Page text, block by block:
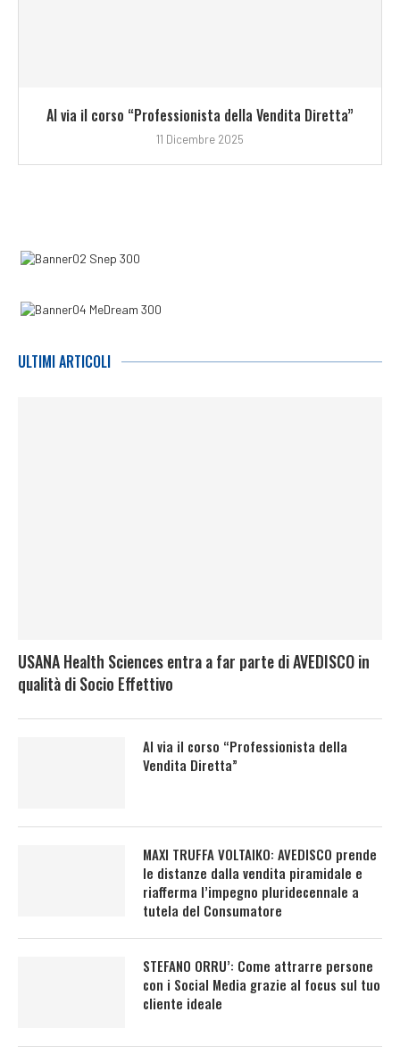
Al via il corso “Professionista della Vendita Diretta”
11 Dicembre 2025
ULTIMI ARTICOLI
USANA Health Sciences entra a far parte di AVEDISCO in
qualità di Socio Effettivo
Al via il corso “Professionista della
Vendita Diretta”
MAXI TRUFFA VOLTAIKO: AVEDISCO prende
le distanze dalla vendita piramidale e
riafferma l’impegno pluridecennale a
tutela del Consumatore
STEFANO ORRU’: Come attrarre persone
con i Social Media grazie al focus sul tuo
cliente ideale